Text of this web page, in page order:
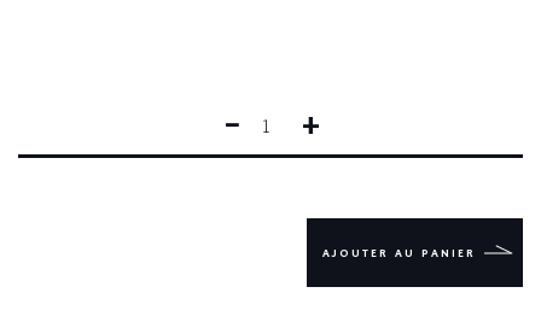
QUANTITÉ
DE
− +
AJOUTER AU PANIER